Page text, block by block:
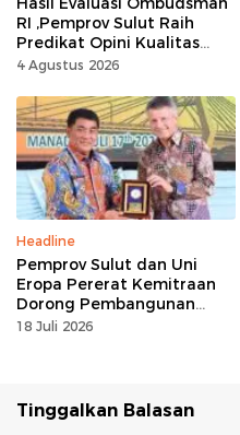
RI ,Pemprov Sulut Raih
Predikat Opini Kualitas
Tinggi Tanpa
4 Agustus 2026
Headline
Pemprov Sulut dan Uni
Eropa Pererat Kemitraan
Dorong Pembangunan
Berkelanjutan
18 Juli 2026
Tinggalkan Balasan